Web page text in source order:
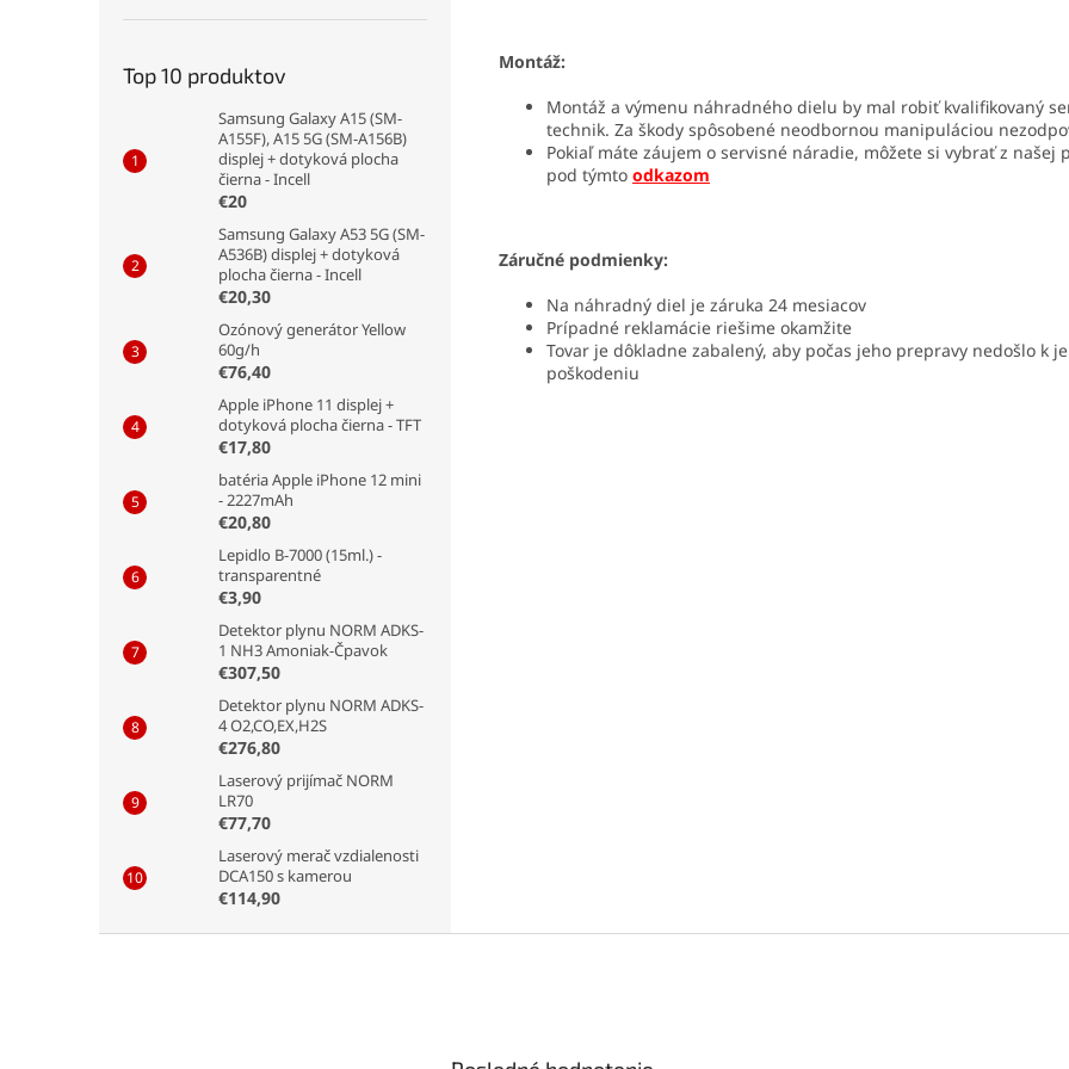
Top 10 produktov
Samsung Galaxy A15 (SM-
A155F), A15 5G (SM-A156B)
displej + dotyková plocha
čierna - Incell
€20
Samsung Galaxy A53 5G (SM-
A536B) displej + dotyková
plocha čierna - Incell
€20,30
Ozónový generátor Yellow
60g/h
€76,40
Apple iPhone 11 displej +
dotyková plocha čierna - TFT
€17,80
batéria Apple iPhone 12 mini
- 2227mAh
€20,80
Lepidlo B-7000 (15ml.) -
transparentné
€3,90
Detektor plynu NORM ADKS-
1 NH3 Amoniak-Čpavok
€307,50
Detektor plynu NORM ADKS-
4 O2,CO,EX,H2S
€276,80
Laserový prijímač NORM
LR70
€77,70
Laserový merač vzdialenosti
DCA150 s kamerou
€114,90
Montáž:
Montáž a výmenu náhradného dielu by mal robiť kvalifikovaný
technik. Za škody spôsobené neodbornou manipuláciou
Pokiaľ máte záujem o servisné náradie, môžete si vybrať z našej
pod týmto odkazom
Záručné podmienky:
Na náhradný diel je záruka 24 mesiacov
Prípadné reklamácie riešime okamžite
Tovar je dôkladne zabalený, aby počas jeho prepravy nedošlo k
poškodeniu